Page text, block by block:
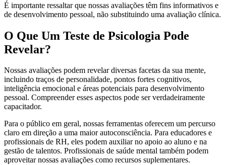
É importante ressaltar que nossas avaliações têm fins informativos e
de desenvolvimento pessoal, não substituindo uma avaliação clínica.
O Que Um Teste de Psicologia Pode
Revelar?
Nossas avaliações podem revelar diversas facetas da sua mente,
incluindo traços de personalidade, pontos fortes cognitivos,
inteligência emocional e áreas potenciais para desenvolvimento
pessoal. Compreender esses aspectos pode ser verdadeiramente
capacitador.
Para o público em geral, nossas ferramentas oferecem um percurso
claro em direção a uma maior autoconsciência. Para educadores e
profissionais de RH, eles podem auxiliar no apoio ao aluno e na
gestão de talentos. Profissionais de saúde mental também podem
aproveitar nossas avaliações como recursos suplementares.